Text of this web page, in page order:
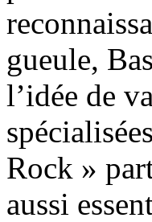
gueule,
l’idée de
Rock »
aussi